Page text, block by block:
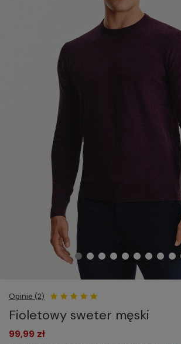
Opinie (2)
Fioletowy sweter męski
99,99 zł